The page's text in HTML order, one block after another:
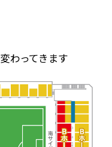
わってきます